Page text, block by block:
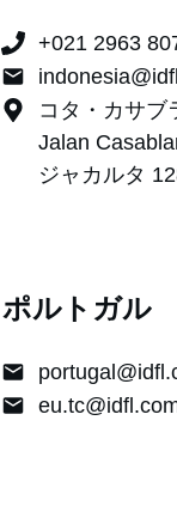
+021 2963
コタ・カサブ
Jalan
ジャカルタ
ポルトガル